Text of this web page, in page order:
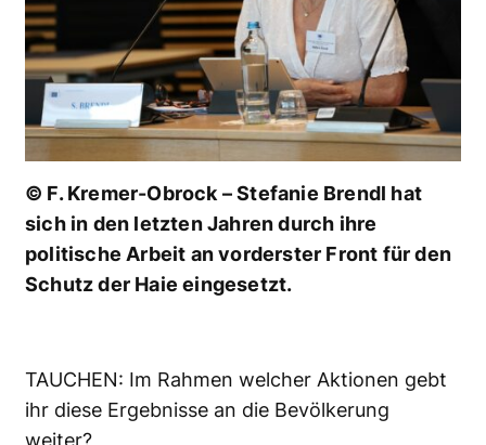
© F. Kremer-Obrock – Stefanie Brendl hat
sich in den letzten Jahren durch ihre
politische Arbeit an vorderster Front für den
Schutz der Haie eingesetzt.
TAUCHEN: Im Rahmen welcher Aktionen gebt
ihr diese Ergebnisse an die Bevölkerung
weiter?